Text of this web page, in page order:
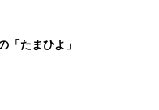
も、重要なチェックポイ
が判断するための情報の
「たまひよ」